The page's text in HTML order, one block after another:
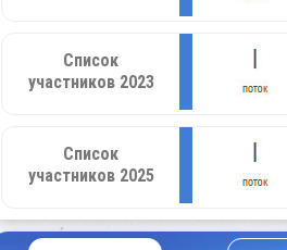
Список
участников 2023
Список
участников 2025